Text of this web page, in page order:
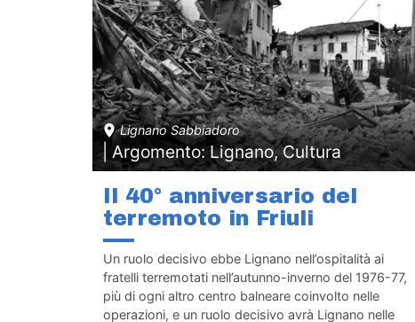
Lignano Sabbiadoro
| Argomento: Lignano, Cultura
Il 40° anniversario del
terremoto in Friuli
Un ruolo decisivo ebbe Lignano nell’ospitalità ai
fratelli terremotati nell’autunno-inverno del 1976-77,
più di ogni altro centro balneare coinvolto nelle
operazioni, e un ruolo decisivo avrà Lignano nelle